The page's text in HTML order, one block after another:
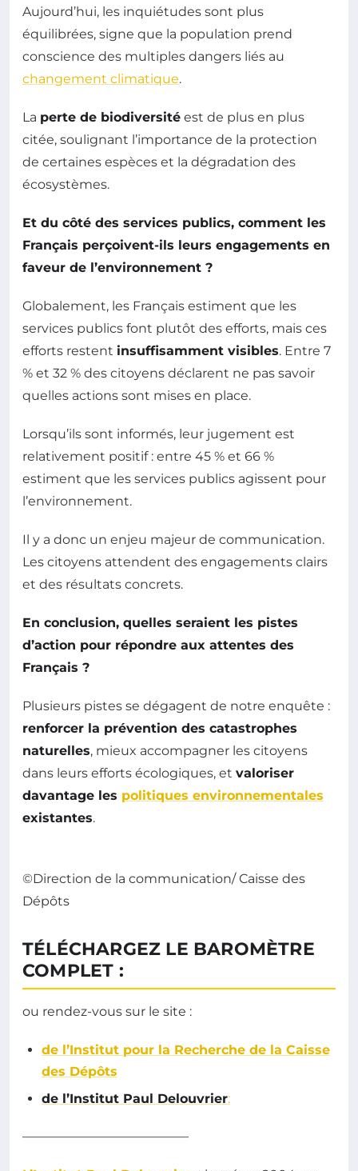
Aujourd’hui, les inquiétudes sont plus
équilibrées, signe que la population prend
conscience des multiples dangers liés au
changement climatique.
La perte de biodiversité est de plus en plus
citée, soulignant l’importance de la protection
de certaines espèces et la dégradation des
écosystèmes.
Et du côté des services publics, comment les
Français perçoivent-ils leurs engagements en
faveur de l’environnement ?
Globalement, les Français estiment que les
services publics font plutôt des efforts, mais ces
efforts restent insuffisamment visibles. Entre 7
% et 32 % des citoyens déclarent ne pas savoir
quelles actions sont mises en place.
Lorsqu’ils sont informés, leur jugement est
relativement positif : entre 45 % et 66 %
estiment que les services publics agissent pour
l’environnement.
Il y a donc un enjeu majeur de communication.
Les citoyens attendent des engagements clairs
et des résultats concrets.
En conclusion, quelles seraient les pistes
d’action pour répondre aux attentes des
Français ?
Plusieurs pistes se dégagent de notre enquête :
renforcer la prévention des catastrophes
naturelles, mieux accompagner les citoyens
dans leurs efforts écologiques, et valoriser
davantage les politiques environnementales
existantes.
©Direction de la communication/ Caisse des
Dépôts
TÉLÉCHARGEZ LE BAROMÈTRE
COMPLET :
ou rendez-vous sur le site :
de l’Institut pour la Recherche de la Caisse
des Dépôts
de l’Institut Paul Delouvrier:
—————————————